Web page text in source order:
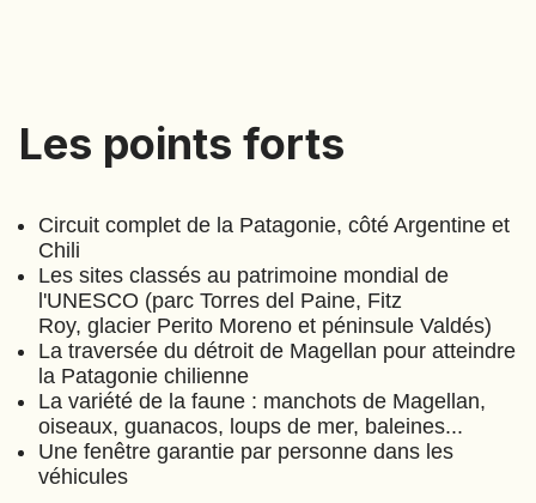
INDE
INDONÉSIE
JAPON
JORDANIE
KAZAKHSTAN
KENYA
KOSOVO
LAOS
LETTONIE
LIBÉRIA
Les points forts
Les points forts
Circuit complet de la Patagonie, côté Argentine et
Chili
Les sites classés au patrimoine mondial de
l'UNESCO (parc Torres del Paine, Fitz
Roy, glacier Perito Moreno et péninsule Valdés)
La traversée du détroit de Magellan pour atteindre
la Patagonie chilienne
La variété de la faune : manchots de Magellan,
oiseaux, guanacos, loups de mer, baleines...
Une fenêtre garantie par personne dans les
véhicules